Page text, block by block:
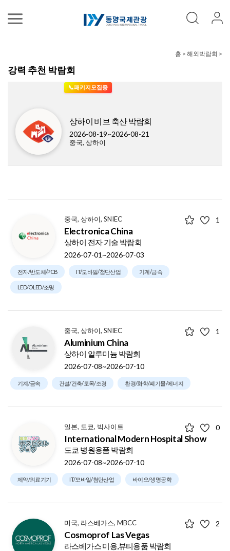
홈 > 해외박람회 >
강력 추천 박람회
📞패키지모집중
상하이 비브 축산 박람회
2026-08-19~2026-08-21
중국, 상하이
중국, 상하이, SNIEC 1
Electronica China
상하이 전자 기술 박람회
2026-07-01~2026-07-03
전자/반도체/PCB IT/모바일/첨단산업 기계/금속
LED/OLED/조명
중국, 상하이, SNIEC 1
Aluminium China
상하이 알루미늄 박람회
2026-07-08~2026-07-10
기계/금속 건설/건축/토목/조경 환경/화학/폐기물/에너지
일본, 도쿄, 빅사이트 0
International Modern Hospital Show
도쿄 병원용품 박람회
2026-07-08~2026-07-10
제약/의료기기 IT/모바일/첨단산업 바이오/생명공학
미국, 라스베가스, MBCC 2
Cosmoprof Las Vegas
라스베가스 미용,뷰티용품 박람회